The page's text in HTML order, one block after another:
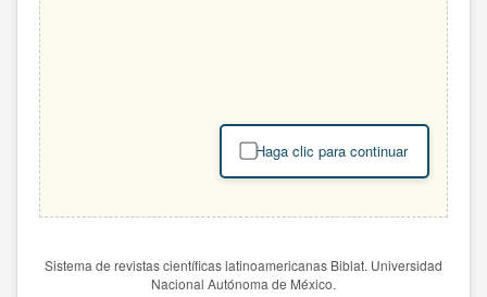
Haga clic para continuar
Sistema de revistas científicas latinoamericanas Biblat. Universidad
Nacional Autónoma de México.